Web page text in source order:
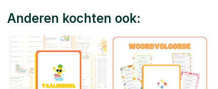
Anderen kochten ook: